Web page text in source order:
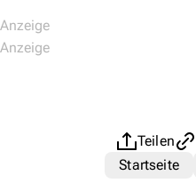
Teilen
Startseite